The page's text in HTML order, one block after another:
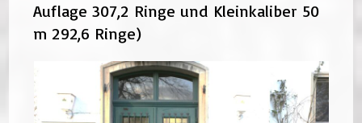
Auflage 307,2 Ringe und Kleinkaliber 50
m 292,6 Ringe)